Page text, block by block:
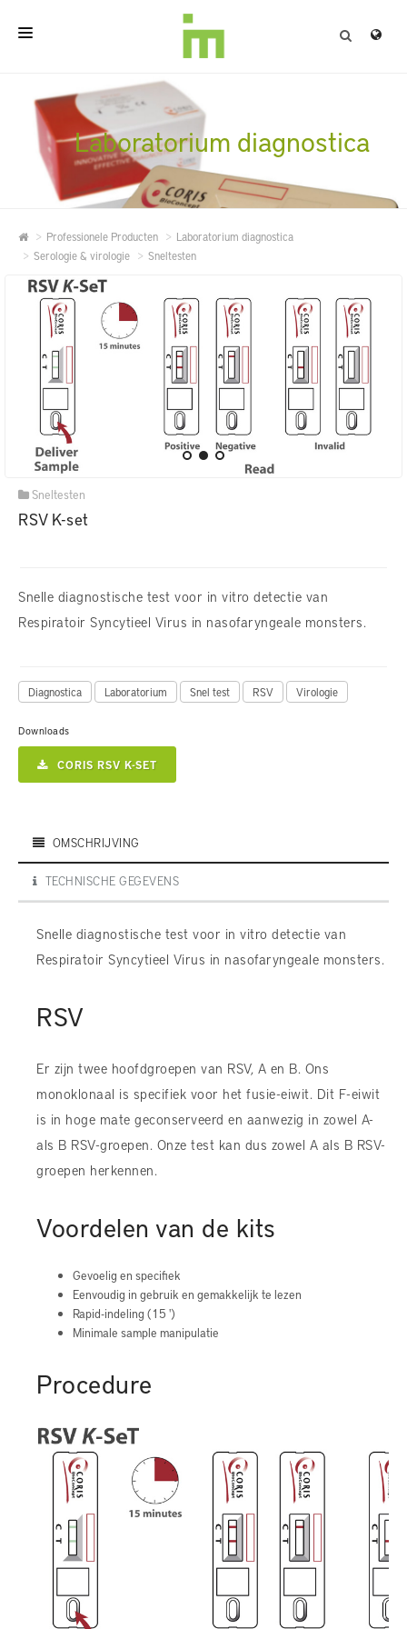
OVER
PROFESSIONELE PRODUCTEN
KWALITEIT
CONTACT
Laboratorium diagnostica
Professionele Producten
Laboratorium diagnostica
Serologie & virologie
Sneltesten
Sneltesten
RSV K-set
Snelle diagnostische test voor in vitro detectie van
Respiratoir Syncytieel Virus in nasofaryngeale monsters.
Diagnostica Laboratorium Snel test RSV Virologie
Downloads
CORIS RSV K-SET
OMSCHRIJVING
TECHNISCHE GEGEVENS
Snelle diagnostische test voor in vitro detectie van
Respiratoir Syncytieel Virus in nasofaryngeale monsters.
RSV
Er zijn twee hoofdgroepen van RSV, A en B. Ons
monoklonaal is specifiek voor het fusie-eiwit. Dit F-eiwit
is in hoge mate geconserveerd en aanwezig in zowel A-
als B RSV-groepen. Onze test kan dus zowel A als B RSV-
groepen herkennen.
Voordelen van de kits
Gevoelig en specifiek
Eenvoudig in gebruik en gemakkelijk te lezen
Rapid-indeling (15 ')
Minimale sample manipulatie
Procedure